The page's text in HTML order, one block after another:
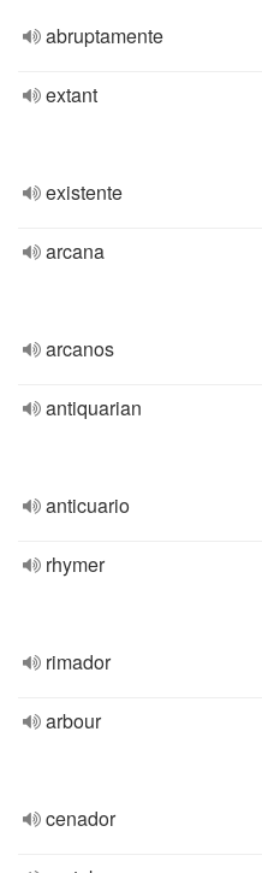
abruptamente
extant
existente
arcana
arcanos
antiquarian
anticuario
rhymer
rimador
arbour
cenador